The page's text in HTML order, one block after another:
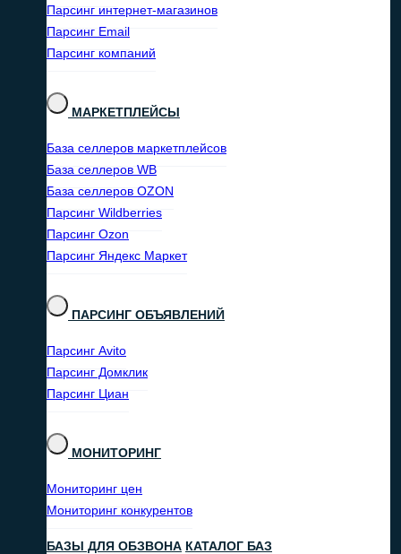
Парсинг интернет-магазинов
Парсинг Email
Парсинг компаний
МАРКЕТПЛЕЙСЫ
База селлеров маркетплейсов
База селлеров WB
База селлеров OZON
Парсинг Wildberries
Парсинг Ozon
Парсинг Яндекс Маркет
ПАРСИНГ ОБЪЯВЛЕНИЙ
Парсинг Avito
Парсинг Домклик
Парсинг Циан
МОНИТОРИНГ
Мониторинг цен
Мониторинг конкурентов
БАЗЫ ДЛЯ ОБЗВОНА КАТАЛОГ БАЗ